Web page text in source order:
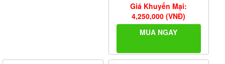
Giá Khuyến Mại:
4,250,000 (VNĐ)
MUA NGAY